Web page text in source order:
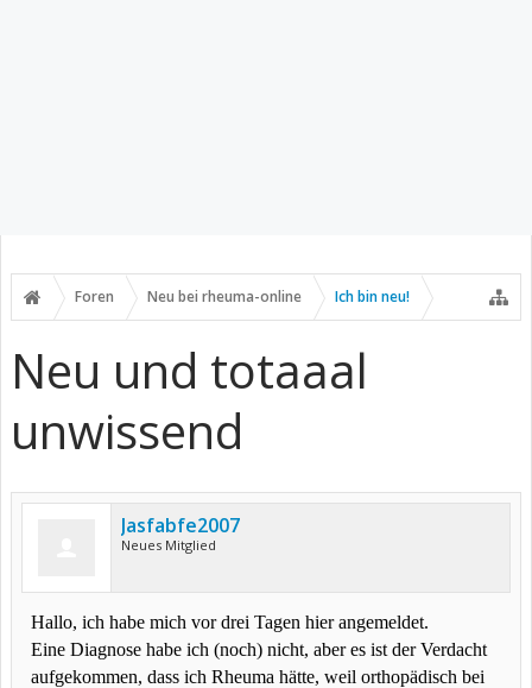
Foren Neu bei rheuma-online Ich bin neu!
Neu und totaaal
unwissend
Jasfabfe2007
Neues Mitglied
Hallo, ich habe mich vor drei Tagen hier angemeldet.
Eine Diagnose habe ich (noch) nicht, aber es ist der Verdacht
aufgekommen, dass ich Rheuma hätte, weil orthopädisch bei